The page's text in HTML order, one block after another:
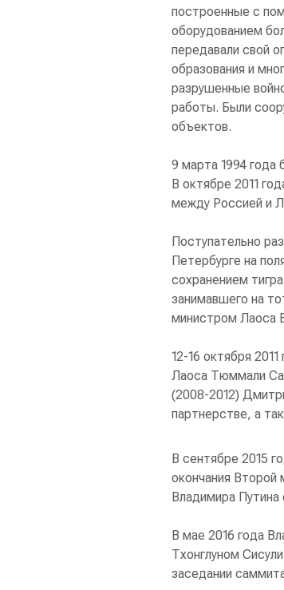
построенные с
оборудованием
передавали свой
образования и
разрушенные
работы. Были
объектов.
9 марта 1994 года
В октябре 2011
между Россией и
Поступательно
Петербурге на
сохранением
занимавшего на
министром Лаоса
12-16 октября
Лаоса Тюммали
(2008-2012)
партнерстве, а
В сентябре 2015
окончания Второй
Владимира
В мае 2016 года
Тхонглуном
заседании